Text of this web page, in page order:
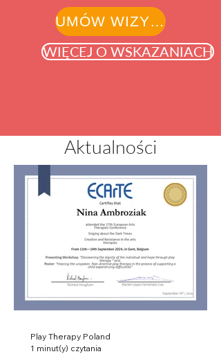
UMÓW WIZYTĘ
WIĘCEJ O WSKAZANIACH
Aktualności
Play Therapy Poland
1 minut(y) czytania